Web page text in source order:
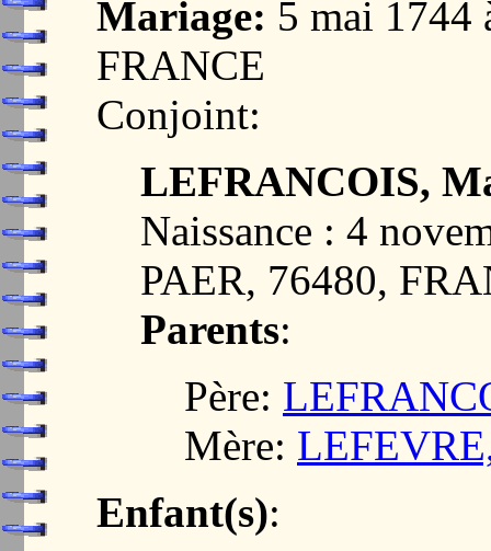
Mariage: 5 mai 1744
FRANCE
Conjoint:
LEFRANCOIS,
Naissance : 4
PAER, 76480,
Parents:
Père:
Mère:
Enfant(s):